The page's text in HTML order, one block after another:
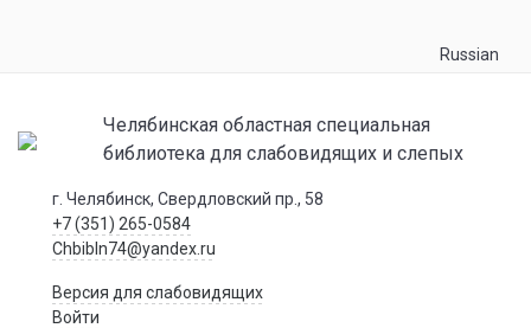
Russian
Челябинская областная специальная
библиотека для слабовидящих и слепых
г. Челябинск, Свердловский пр., 58
+7 (351) 265-0584
Chbibln74@yandex.ru
Версия для слабовидящих
Войти